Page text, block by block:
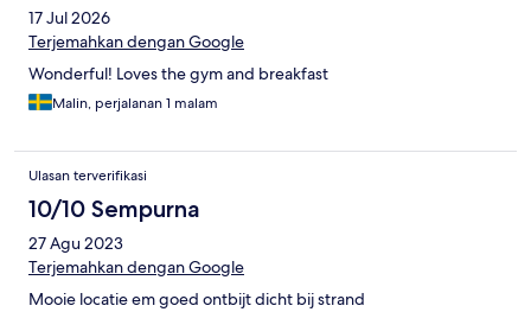
17 Jul 2026
Terjemahkan dengan Google
Wonderful! Loves the gym and breakfast
Malin, perjalanan 1 malam
Ulasan terverifikasi
10/10 Sempurna
27 Agu 2023
Terjemahkan dengan Google
Mooie locatie em goed ontbijt dicht bij strand